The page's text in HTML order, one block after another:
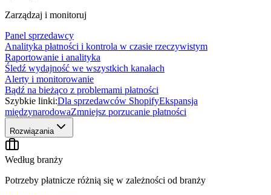
Zarządzaj i monitoruj
Panel sprzedawcy
Analityka płatności i kontrola w czasie rzeczywistym
Raportowanie i analityka
Śledź wydajność we wszystkich kanałach
Alerty i monitorowanie
Bądź na bieżąco z problemami płatności
Szybkie linki:Dla sprzedawców ShopifyEkspansja
międzynarodowaZmniejsz porzucanie płatności
Rozwiązania
Według branży
Potrzeby płatnicze różnią się w zależności od branży